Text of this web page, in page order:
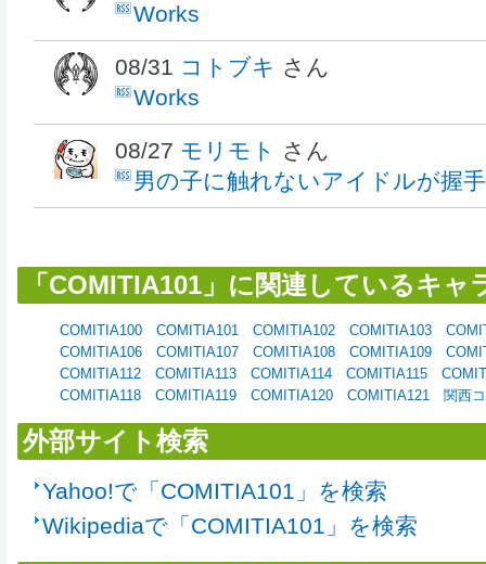
Works
08/31 コトブキ さん
Works
08/27 モリモト
さん
男の子に触れないアイドルが握
「COMITIA101」に関連しているキャ
COMITIA100 COMITIA101 COMITIA102 COMITIA103
COMITIA106
COMITIA107 COMITIA108 COMITIA109
COMITIA112
COMITIA113 COMITIA114 COMITIA115
COMITIA118
COMITIA119 COMITIA120 COMITIA121 関西
外部サイト検索
Yahoo!で「COMITIA101」を検索
Wikipediaで「COMITIA101」を検索